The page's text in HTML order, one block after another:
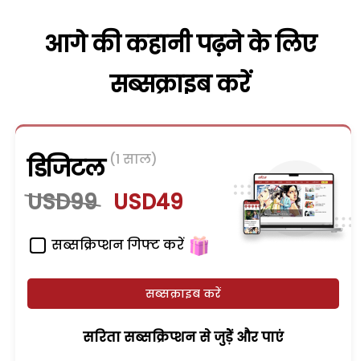
आगे की कहानी पढ़ने के लिए
सब्सक्राइब करें
डिजिटल (1 साल)
USD99 USD49
सब्सक्रिप्शन गिफ्ट करें
सब्सक्राइब करें
सरिता सब्सक्रिप्शन से जुड़ेें और पाएं